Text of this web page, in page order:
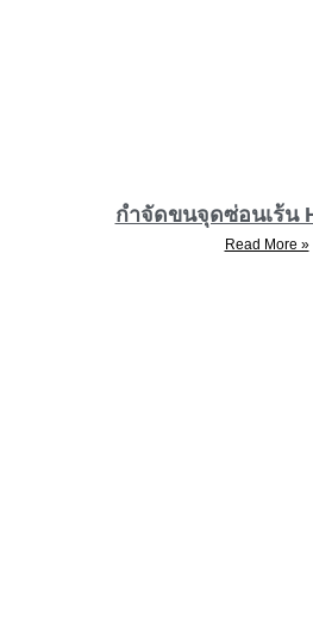
กำจัดขนจุดซ่อนเร้น
Read More »